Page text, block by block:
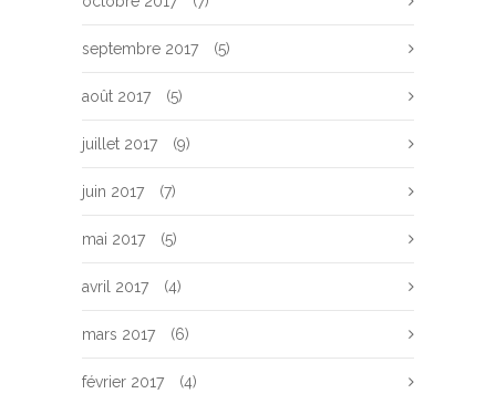
septembre 2017 (5)
août 2017 (5)
juillet 2017 (9)
juin 2017 (7)
mai 2017 (5)
avril 2017 (4)
mars 2017 (6)
février 2017 (4)